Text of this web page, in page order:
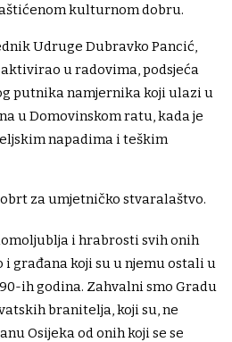
kulturnom dobru.
Udruge Dubravko Pancić,
u radovima, podsjeća
putnika namjernika koji ulazi u
u Domovinskom ratu, kada je
napadima i teškim
obrt za umjetničko stvaralaštvo.
i hrabrosti svih onih
i građana koji su u njemu ostali u
ih godina. Zahvalni smo Gradu
branitelja, koji su, ne
Osijeka od onih koji se se